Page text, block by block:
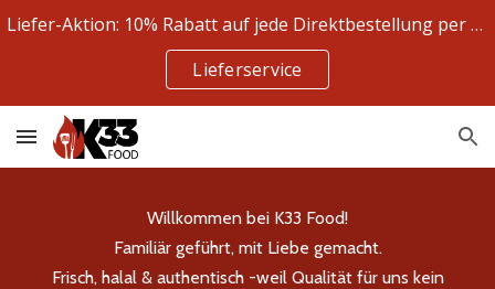
Skip to navigation
Liefer-Aktion: 10% Rabatt auf jede Direktbestellung per WhatsApp oder Telefon!
Lieferservice
Willkommen bei K33 Food!
Familiär geführt, mit Liebe gemacht.
Frisch, halal & authentisch -weil Qualität für uns kein